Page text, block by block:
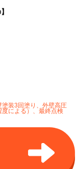
装3回塗り、外壁高圧
による）、最終点検